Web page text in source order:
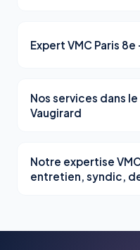
Expert VMC Paris
Nos services dans le
Vaugirard
Notre expertise
entretien, syndic,